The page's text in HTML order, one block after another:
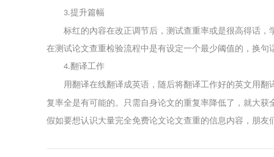
免责声明
隐私声明
侵权处理
验证真伪
3.提升篇幅
标红的內容在改正调节后，测试查重率或是很高得话
在测试论文查重检验流程中是有设定一个最少阈值的，换
4.翻译工作
用翻译在线翻译成英语，随后将翻译工作好的英文用
复率全是有可能的。只需自身论文的重复率降低了，就大获
假如要想认识大量完全免费论文论文查重的信息内容，朋友